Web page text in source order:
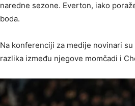
naredne sezone. Everton, iako
boda.
Na konferenciji za medije novinari
razlika između njegove momčadi i